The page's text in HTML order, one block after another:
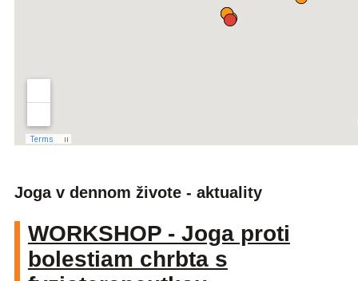
Joga v dennom živote - aktuality
WORKSHOP - Joga proti
bolestiam chrbta s